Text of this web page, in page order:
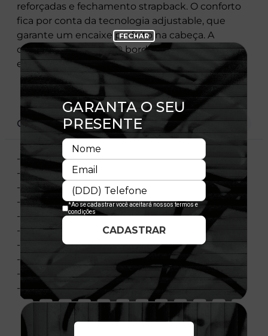
reforçadas e fechamento strapback. O conforto
fica por conta da tecnologia adjustable, que
garante um encaixe perfeito na cabeça. A
clássica flag New Era® bordada na lateral
esquerda assegura a autenticidade do cap.
CARACTERÍSTICAS
- Aba Reta
- Copa Desestruturada
- Fechamento: Strapback
- Bordado Frontal
- Recortes Com Estampa Fullprint
- Flag Bordada
- Material: Nylon
- Composição: 100% Poliéster
- Importado
- Licença Oficial